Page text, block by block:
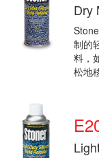
Dry
制的
料，
松地